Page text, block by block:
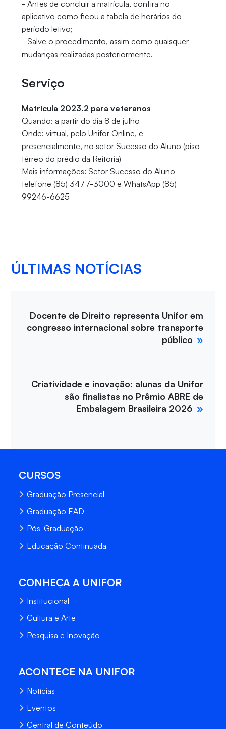
- Antes de concluir a matrícula, confira no
aplicativo como ficou a tabela de horários do
período letivo;
- Salve o procedimento, assim como quaisquer
mudanças realizadas posteriormente.
Serviço
Matrícula 2023.2 para veteranos
Quando: a partir do dia 8 de julho
Onde: virtual, pelo Unifor Online, e
presencialmente, no setor Sucesso do Aluno (piso
térreo do prédio da Reitoria)
Mais informações: Setor Sucesso do Aluno -
telefone (85) 3477-3000 e WhatsApp (85)
99246-6625
ÚLTIMAS NOTÍCIAS
Docente de Direito representa Unifor em
congresso internacional sobre transporte
público
Criatividade e inovação: alunas da Unifor
são finalistas no Prêmio ABRE de
Embalagem Brasileira 2026
CURSOS
Graduação Presencial
Graduação EAD
Pós-Graduação
Educação Continuada
CONHEÇA A UNIFOR
Institucional
Cultura e Arte
Pesquisa e Inovação
ACONTECE NA UNIFOR
Notícias
Eventos
Central de Conteúdo